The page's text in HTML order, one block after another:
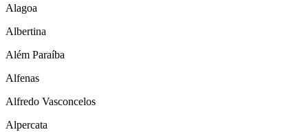
Alagoa
Albertina
Além Paraíba
Alfenas
Alfredo Vasconcelos
Alpercata